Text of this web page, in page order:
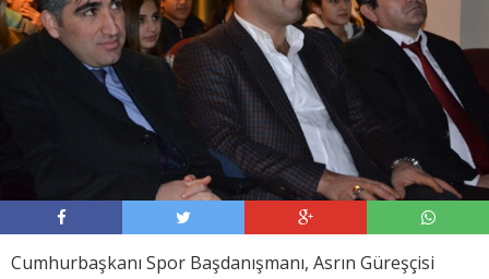
Cumhurbaşkanı Spor Başdanışmanı, Asrın Güreşçisi